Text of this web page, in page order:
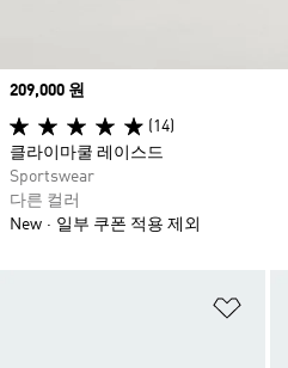
Price
209,000 원
(14)
클라이마쿨 레이스드
Sportswear
다른 컬러
New
일부 쿠폰 적용 제외